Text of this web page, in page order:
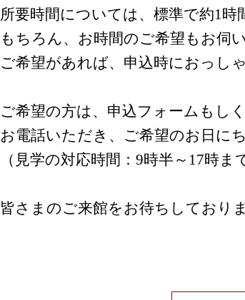
所要時間については、標準で約1時
もちろん、お時間のご希望もお伺
ご希望があれば、申込時におっし
ご希望の方は、申込フォームもし
お電話いただき、 ご希望のお日に
（見学の対応時間：9時半～17時ま
皆さまのご来館をお待ちしておりま